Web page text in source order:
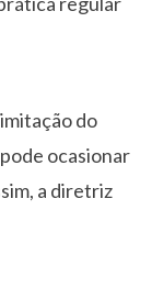
do
ocasionar
a diretriz